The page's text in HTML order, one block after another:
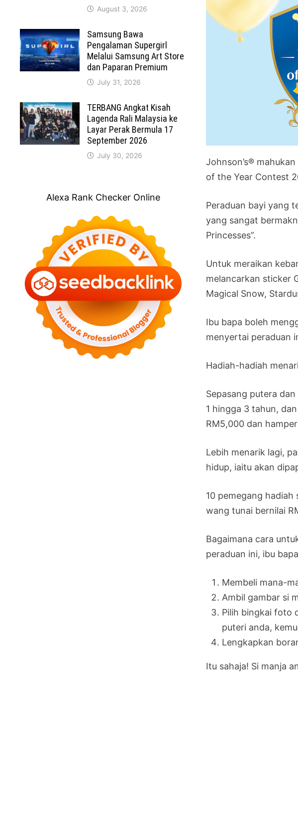
Johnson’s®
of the Year Contest
Peraduan bayi yang
yang sangat
Princesses”.
Untuk meraikan
melancarkan sticker
Magical Snow,
Ibu bapa boleh
menyertai peraduan
Hadiah-hadiah
Sepasang putera
1 hingga 3 tahun,
RM5,000 dan
Lebih menarik lagi,
hidup, iaitu akan
10 pemegang
wang tunai bernilai
Bagaimana cara
peraduan ini, ibu
Membeli mana-
Ambil gambar si
Pilih bingkai foto
puteri anda,
Lengkapkan
Itu sahaja! Si manja
August 3, 2026
Samsung Bawa
Pengalaman Supergirl
Melalui Samsung Art Store
dan Paparan Premium
July 31, 2026
TERBANG Angkat Kisah
Lagenda Rali Malaysia ke
Layar Perak Bermula 17
September 2026
July 30, 2026
Alexa Rank Checker Online